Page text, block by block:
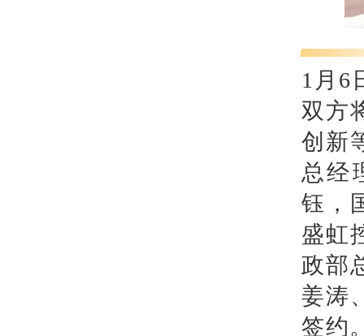
1月6
双方
创新
总经
钰，
盛虹
政部
姜涛
签约